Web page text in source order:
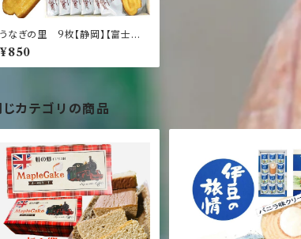
うなぎの里 9枚【静岡】【富士山】
【伊豆】【土産】【銘菓】
¥850
じカテゴリの商品